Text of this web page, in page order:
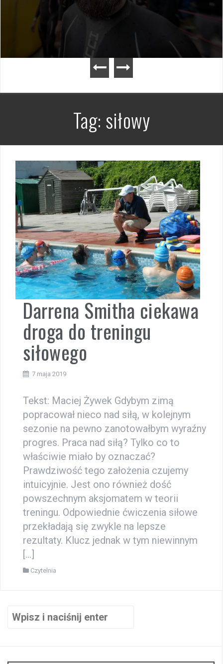
Tag: siłowy
Darrena Smitha ciekawa
droga do treningu
siłowego
7 maja 2019
Tekst: Maciej Żywek Gdybym zimą
popracował nieco nad siłą, w kolejnym
sezonie na pewno zanotowałbym wyraźny
progres. Praca nad siłą? Tylko co to
właściwie miało by oznaczać?
Prawdziwość tego założenia czujemy
intuicyjnie. Jest ono również dość
powszechnym aksjomatem w teorii
treningu. Odpowiednie ćwiczenia siłowe
przekładają się zwykle na lepsze
rezultaty. Klucz jednak w tym niewinnym
[…]
Czytelnia
Szukaj: